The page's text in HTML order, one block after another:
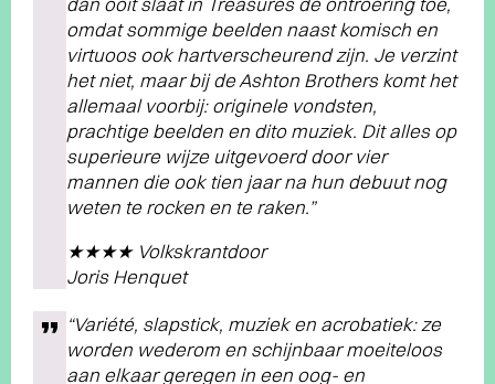
omdat sommige beelden naast komisch en
virtuoos ook hartverscheurend zijn. Je verzint
het niet, maar bij de Ashton Brothers komt het
allemaal voorbij: originele vondsten,
prachtige beelden en dito muziek. Dit alles op
superieure wijze uitgevoerd door vier
mannen die ook tien jaar na hun debuut nog
weten te rocken en te raken.”
★★★★ Volkskrantdoor
Joris Henquet
“Variété, slapstick, muziek en acrobatiek: ze
worden wederom en schijnbaar moeiteloos
aan elkaar geregen in een oog- en